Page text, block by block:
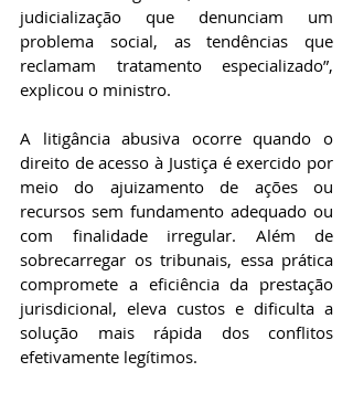
judicialização que denunciam um
problema social, as tendências que
reclamam tratamento especializado”,
explicou o ministro.
A litigância abusiva ocorre quando o
direito de acesso à Justiça é exercido por
meio do ajuizamento de ações ou
recursos sem fundamento adequado ou
com finalidade irregular. Além de
sobrecarregar os tribunais, essa prática
compromete a eficiência da prestação
jurisdicional, eleva custos e dificulta a
solução mais rápida dos conflitos
efetivamente legítimos.